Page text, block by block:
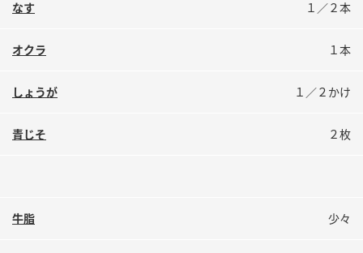
なす １／２本
オクラ １本
しょうが １／２かけ
青じそ ２枚
牛脂 少々